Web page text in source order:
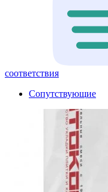
соответствия
Сопутствующие